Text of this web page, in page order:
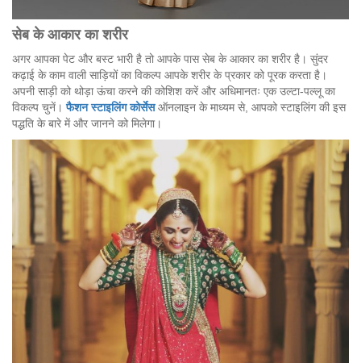
सेब के आकार का शरीर
अगर आपका पेट और बस्ट भारी है तो आपके पास सेब के आकार का शरीर है। सुंदर
कढ़ाई के काम वाली साड़ियों का विकल्प आपके शरीर के प्रकार को पूरक करता है।
अपनी साड़ी को थोड़ा ऊंचा करने की कोशिश करें और अधिमानतः एक उल्टा-पल्लू का
विकल्प चुनें।फैशन स्टाइलिंग कोर्सेसऑनलाइन के माध्यम से, आपको स्टाइलिंग की इस
पद्धति के बारे में और जानने को मिलेगा।